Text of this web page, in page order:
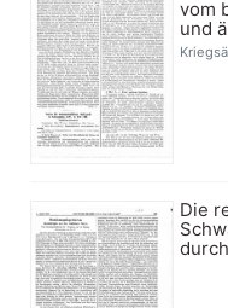
vom
und
Die